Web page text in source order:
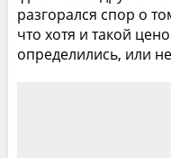
разгорался спор о
что хотя и такой
определились, или